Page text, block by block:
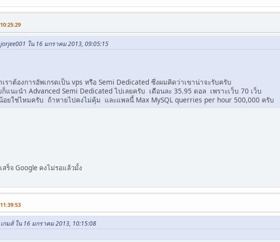
ใน 16 มกราคม 2013, 09:05:15
เราต้องการอัพเกรดเป็น vps หรือ Semi Dedicated ซึ่งผมคิดว่าเขาน่าจะรับครับ
ก็แนะนำ Advanced Semi Dedicated ไปเลยครับ เดือนละ 35.95 ดอล เพราะเว็บ 70 เว็บ
อยใช่ไหมครับ ถ้าหายไปคงไม่คุ้ม และแพลนี้ Max MySQL querries per hour 500,000 ครับ
สร็จ Google คงไม่รอแล้วมั้ง
กมส์ ใน 16 มกราคม 2013, 10:15:08